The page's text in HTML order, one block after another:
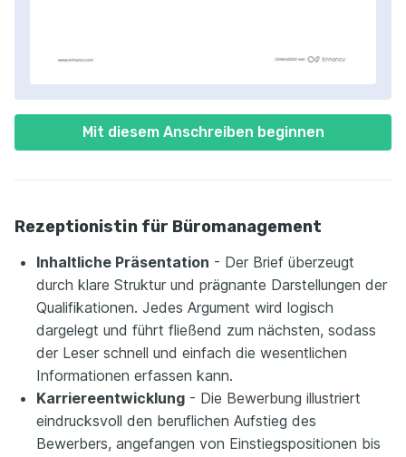
Mit diesem Anschreiben beginnen
Rezeptionistin für Büromanagement
Inhaltliche Präsentation - Der Brief überzeugt
durch klare Struktur und prägnante Darstellungen der
Qualifikationen. Jedes Argument wird logisch
dargelegt und führt fließend zum nächsten, sodass
der Leser schnell und einfach die wesentlichen
Informationen erfassen kann.
Karriereentwicklung - Die Bewerbung illustriert
eindrucksvoll den beruflichen Aufstieg des
Bewerbers, angefangen von Einstiegspositionen bis